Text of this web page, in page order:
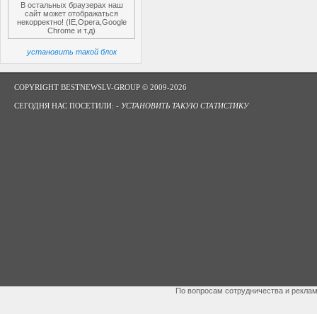
В остальных браузерах наш
сайт может отображаться
некорректно! (IE,Opera,Google
Chrome и т.д)
установить такой блок
COPYRIGHT BESTNEWSLV-GROUP © 2009-2026
СЕГОДНЯ НАС ПОСЕТИЛИ: - УСТАНОВИТЬ ТАКУЮ СТАТИСТИКУ
По вопросам сотрудничества и